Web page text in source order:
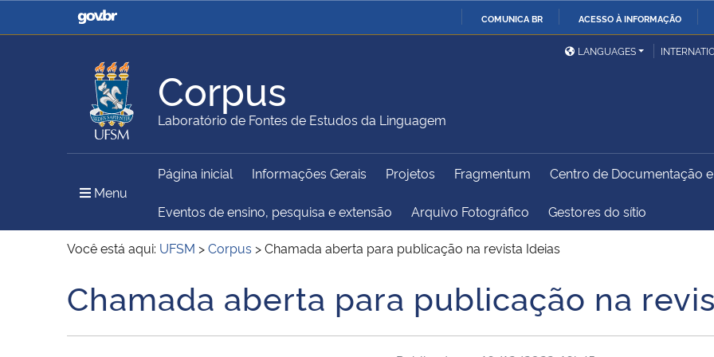
COMUNICA BR ACESSO À INFORMAÇÃO
Casa Civil
Ministério da Justiça e
Ministério da Defesa
Ministério das Relações
Exteriores
Ministério da Agricultura,
Pecuária e Abastecimento
Ministério da Educação
Ministério do Meio Ambiente Ministério do Turismo
Ministério do
Desenvolvimento Regional
União
Institucional
LANGUAGES
Corpus
Laboratório de Fontes de Estudos da Linguagem
Menu
Página inicial Informações Gerais Projetos Fragmentum Centro de Documentação
Eventos de ensino, pesquisa e extensão Arquivo Fotográfico Gestores do sítio
Você está aqui: UFSM >Corpus >Chamada aberta para publicação na revista Ideias
Início do conteúdo
Chamada aberta para publicação na